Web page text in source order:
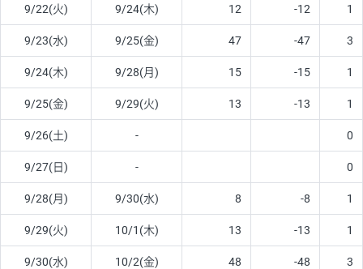
9/22(火) 9/24(木) 12 -12 1
9/23(水) 9/25(金) 47 -47 3
9/24(木) 9/28(月) 15 -15 1
9/25(金) 9/29(火) 13 -13 1
9/26(土) - 0
9/27(日) - 0
9/28(月) 9/30(水) 8 -8 1
9/29(火) 10/1(木) 13 -13 1
9/30(水) 10/2(金) 48 -48 3